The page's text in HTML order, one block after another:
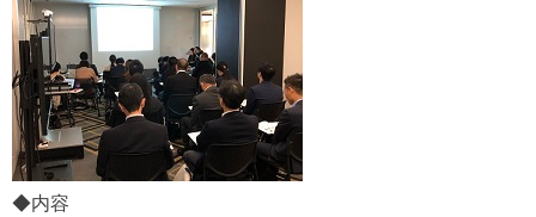
◆内容